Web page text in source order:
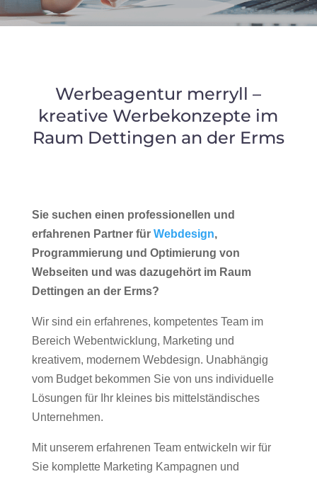
Werbeagentur merryll –
kreative Werbekonzepte im
Raum Dettingen an der Erms
Sie suchen einen professionellen und
erfahrenen Partner für Webdesign,
Programmierung und Optimierung von
Webseiten und was dazugehört im Raum
Dettingen an der Erms?
Wir sind ein erfahrenes, kompetentes Team im
Bereich Webentwicklung, Marketing und
kreativem, modernem Webdesign. Unabhängig
vom Budget bekommen Sie von uns individuelle
Lösungen für Ihr kleines bis mittelständisches
Unternehmen.
Mit unserem erfahrenen Team entwickeln wir für
Sie komplette Marketing Kampagnen und